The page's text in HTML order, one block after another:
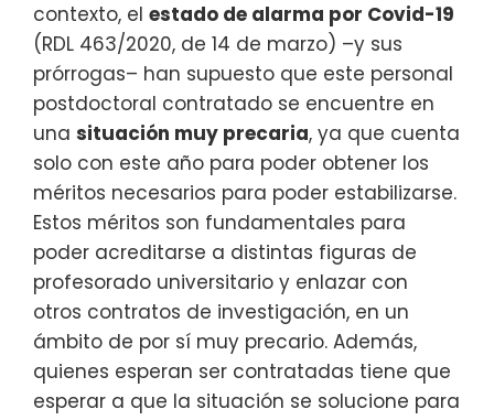
contexto, el estado de alarma por Covid-19
(RDL 463/2020, de 14 de marzo) –y sus
prórrogas– han supuesto que este personal
postdoctoral contratado se encuentre en
una situación muy precaria, ya que cuenta
solo con este año para poder obtener los
méritos necesarios para poder estabilizarse.
Estos méritos son fundamentales para
poder acreditarse a distintas figuras de
profesorado universitario y enlazar con
otros contratos de investigación, en un
ámbito de por sí muy precario. Además,
quienes esperan ser contratadas tiene que
esperar a que la situación se solucione para